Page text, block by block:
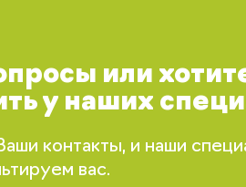
или
у наших
контакты, и наши
вас.